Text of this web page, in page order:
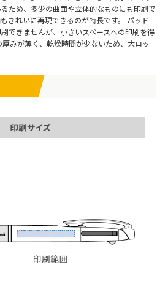
ため、多少の曲面や立体的なものにも印刷で
きれいに再現できるのが特長です。 パッド
できませんが、小さいスペースへの印刷を得
みが薄く、乾燥時間が少ないため、大ロッ